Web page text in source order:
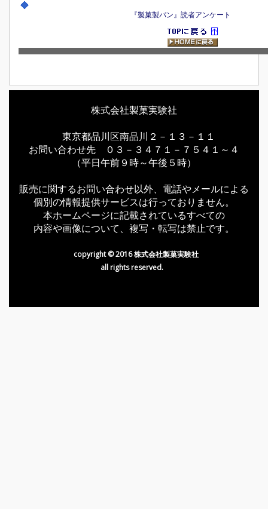
『製菓製パン』読者アンケート
株式会社製菓実験社
東京都品川区南品川２－１３－１１
お問い合わせ先 ０３－３４７１－７５４１～４
（平日午前９時～午後５時）
販売に関するお問い合わせ以外、電話やメールによる
個別の情報提供サービスは行っておりません。
本ホームページに記載されているすべての
内容や画像について、複写・転写は禁止です。
copyright © 2016 株式会社製菓実験社
all rights reserved.